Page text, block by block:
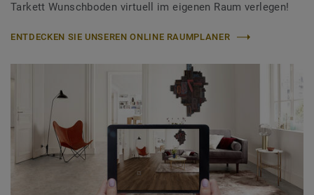
Tarkett Wunschboden virtuell im eigenen Raum verlegen!
ENTDECKEN SIE UNSEREN ONLINE RAUMPLANER